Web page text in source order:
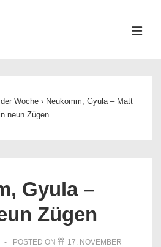
Woche › Neukomm, Gyula – Matt
neun Zügen
Gyula –
Zügen
POSTED ON
17. NOVEMBER